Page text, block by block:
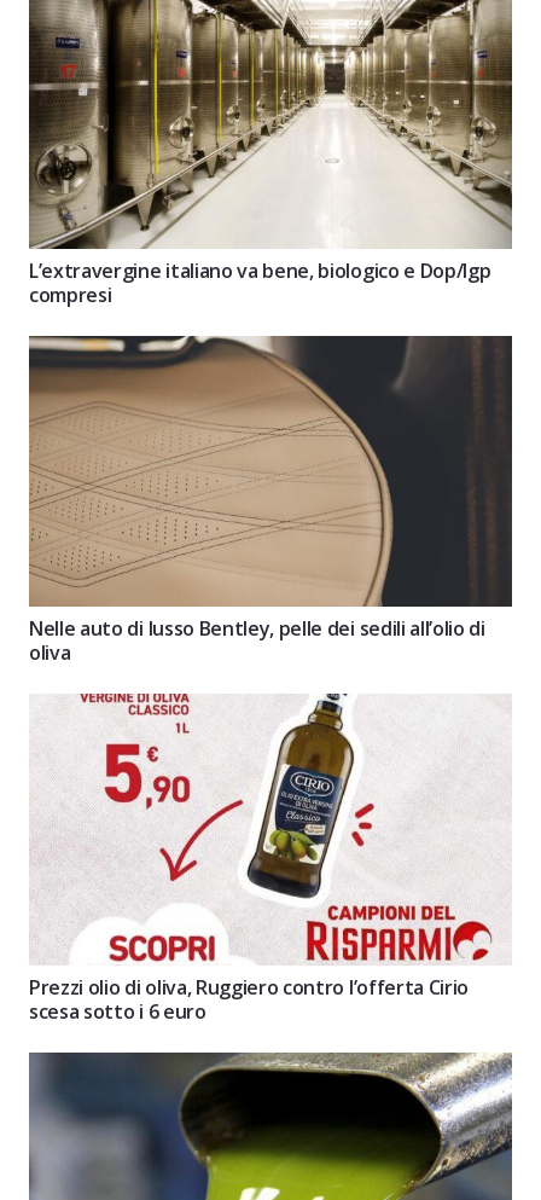
L’extravergine italiano va bene, biologico e Dop/Igp
compresi
Nelle auto di lusso Bentley, pelle dei sedili all’olio di
oliva
Prezzi olio di oliva, Ruggiero contro l’offerta Cirio
scesa sotto i 6 euro